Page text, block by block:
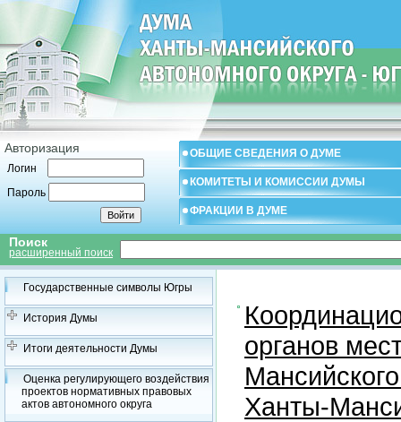
Авторизация
Логин
Пароль
ОБЩИЕ СВЕДЕНИЯ О ДУМЕ
КОМИТЕТЫ И КОМИССИИ ДУМЫ
ФРАКЦИИ В ДУМЕ
Поиск
расширенный поиск
Государственные символы Югры
История Думы
Итоги деятельности Думы
Оценка регулирующего воздействия
проектов нормативных правовых
актов автономного округа
органов
Ханты-